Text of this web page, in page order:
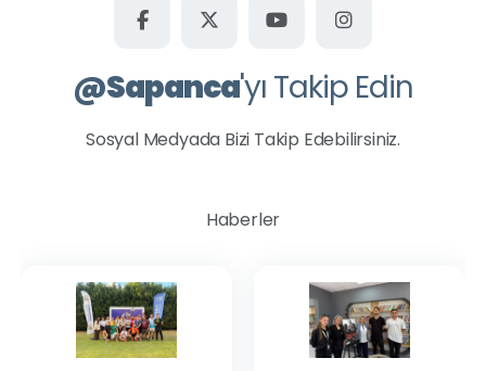
@Sapanca'yı Takip Edin
Sosyal Medyada Bizi Takip Edebilirsiniz.
Haberler